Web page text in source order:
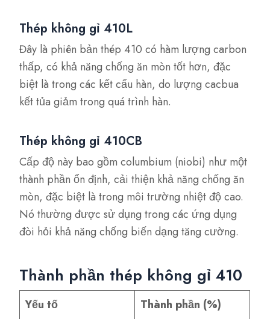
Thép không gỉ 410L
Đây là phiên bản thép 410 có hàm lượng carbon
thấp, có khả năng chống ăn mòn tốt hơn, đặc
biệt là trong các kết cấu hàn, do lượng cacbua
kết tủa giảm trong quá trình hàn.
Thép không gỉ 410CB
Cấp độ này bao gồm columbium (niobi) như một
thành phần ổn định, cải thiện khả năng chống ăn
mòn, đặc biệt là trong môi trường nhiệt độ cao.
Nó thường được sử dụng trong các ứng dụng
đòi hỏi khả năng chống biến dạng tăng cường.
Thành phần thép không gỉ 410
Yếu tố
Thành phần (%)